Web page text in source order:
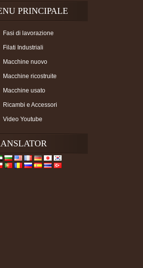
PRINCIPALE
Fasi di lavorazione
Filati Industriali
Macchine nuovo
Macchine ricostruite
Macchine usato
Ricambi e Accessori
Video Youtube